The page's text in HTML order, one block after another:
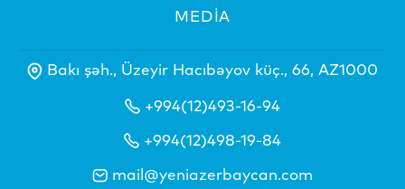
MEDİA
Bakı şəh., Üzeyir Hacıbəyov küç., 66, AZ1000
+994(12)493-16-94
+994(12)498-19-84
mail@yeniazerbaycan.com